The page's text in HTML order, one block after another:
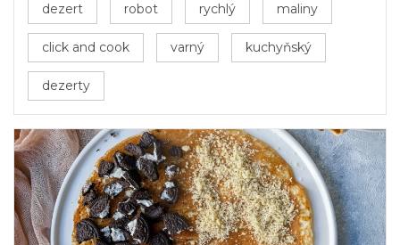
dezert robot rychlý maliny
click and cook varný kuchyňský
dezerty